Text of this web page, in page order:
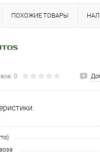
ПОХОЖИЕ ТОВАРЫ
0